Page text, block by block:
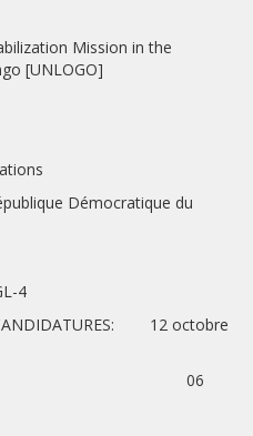
Mission in the
[UNLOGO]
Démocratique du
4
CANDIDATURES: 12 octobre
06